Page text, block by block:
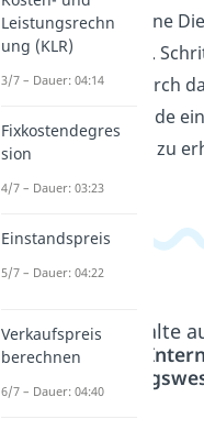
ein Projekt oder eine
berechnen kannst.
Schritt wirst du durch
geleitet, um am Ende
Kostenaufstellung zu
Beliebte Inhalte
Bereich
Leistungsrechn
ung (KLR)
3/7 – Dauer: 04:14
Fixkostendegres
sion
4/7 – Dauer: 03:23
Einstandspreis
5/7 – Dauer: 04:22
Verkaufspreis
berechnen
6/7 – Dauer: 04:40